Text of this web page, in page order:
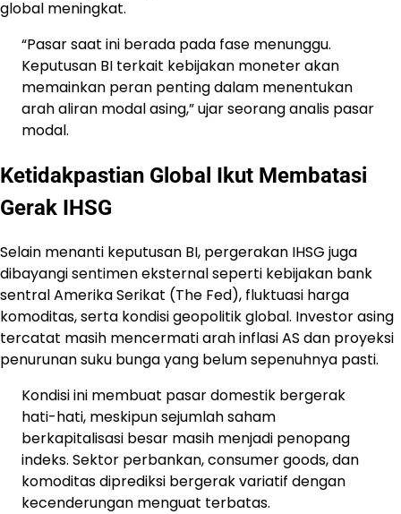
global meningkat.
“Pasar saat ini berada pada fase menunggu.
Keputusan BI terkait kebijakan moneter akan
memainkan peran penting dalam menentukan
arah aliran modal asing,” ujar seorang analis pasar
modal.
Ketidakpastian Global Ikut Membatasi
Gerak IHSG
Selain menanti keputusan BI, pergerakan IHSG juga
dibayangi sentimen eksternal seperti kebijakan bank
sentral Amerika Serikat (The Fed), fluktuasi harga
komoditas, serta kondisi geopolitik global. Investor asing
tercatat masih mencermati arah inflasi AS dan proyeksi
penurunan suku bunga yang belum sepenuhnya pasti.
Kondisi ini membuat pasar domestik bergerak
hati-hati, meskipun sejumlah saham
berkapitalisasi besar masih menjadi penopang
indeks. Sektor perbankan, consumer goods, dan
komoditas diprediksi bergerak variatif dengan
kecenderungan menguat terbatas.